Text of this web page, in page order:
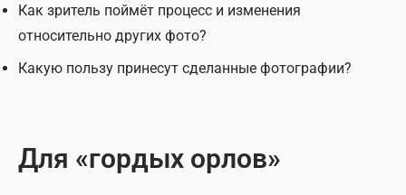
Как зритель поймёт процесс и изменения
относительно других фото?
Какую пользу принесут сделанные фотографии?
Для «гордых орлов»